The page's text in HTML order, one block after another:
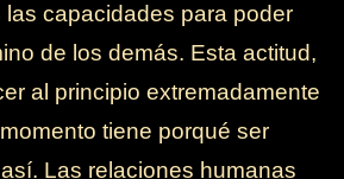
capacidades para poder
de los demás. Esta actitud,
al principio extremadamente
tiene porqué ser
Las relaciones humanas